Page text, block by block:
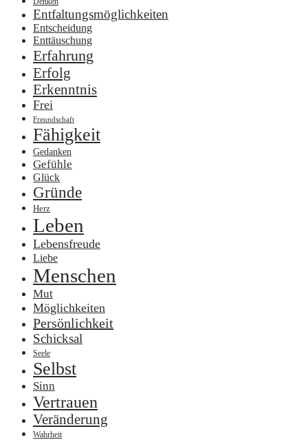
Entfaltungsmöglichkeiten
Entscheidung
Enttäuschung
Erfahrung
Erfolg
Erkenntnis
Frei
Freundschaft
Fähigkeit
Gedanken
Gefühle
Glück
Gründe
Herz
Leben
Lebensfreude
Liebe
Menschen
Mut
Möglichkeiten
Persönlichkeit
Schicksal
Seele
Selbst
Sinn
Vertrauen
Veränderung
Wahrheit